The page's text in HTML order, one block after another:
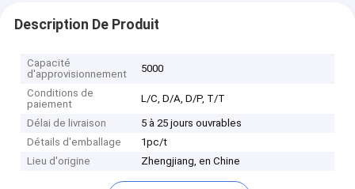
Description De Produit
Capacité
d'approvisionnement
5000
Conditions de
paiement
L/C, D/A, D/P, T/T
Délai de livraison
5 à 25 jours ouvrables
Détails d'emballage
1pc/t
Lieu d'origine
Zhengjiang, en Chine